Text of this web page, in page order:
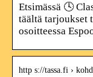
Etsimässä 🕓
täältä tarjoukset
osoitteessa
http s://tassa.fi ›